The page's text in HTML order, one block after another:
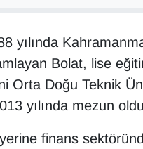
yılında
Bolat, lise
Orta Doğu Teknik
yılında mezun
finans